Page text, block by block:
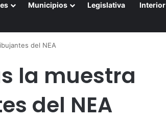
Municipios Legislativa Interior
del NEA
la muestra
del NEA